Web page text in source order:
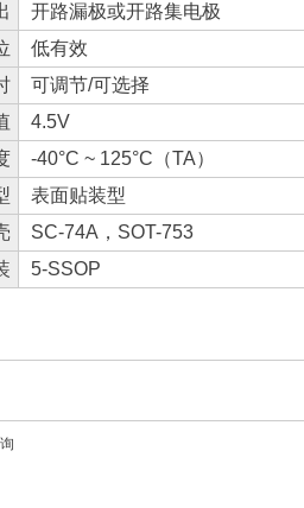
开路漏极或开路集电极
低有效
可调节/可选择
4.5V
-40°C ~ 125°C（TA）
表面贴装型
SC-74A，SOT-753
5-SSOP